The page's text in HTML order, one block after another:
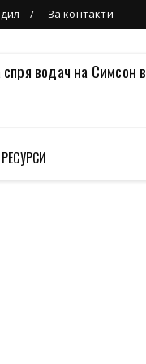
За контакти
водач на Симсон в